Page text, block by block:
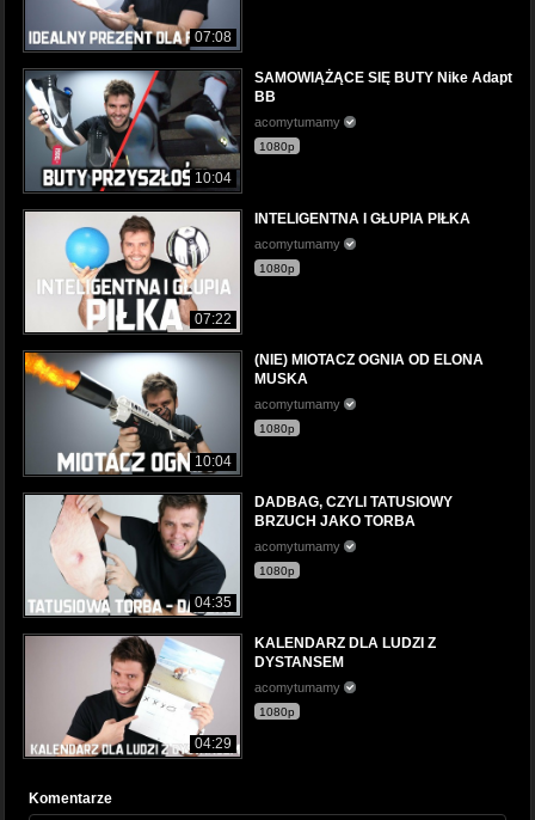
07:08
10:04
SAMOWIĄŻĄCE SIĘ BUTY Nike Adapt
BB
acomytumamy
1080p
07:22
INTELIGENTNA I GŁUPIA PIŁKA
acomytumamy
1080p
10:04
(NIE) MIOTACZ OGNIA OD ELONA
MUSKA
acomytumamy
1080p
04:35
DADBAG, CZYLI TATUSIOWY
BRZUCH JAKO TORBA
acomytumamy
1080p
04:29
KALENDARZ DLA LUDZI Z
DYSTANSEM
acomytumamy
1080p
Komentarze